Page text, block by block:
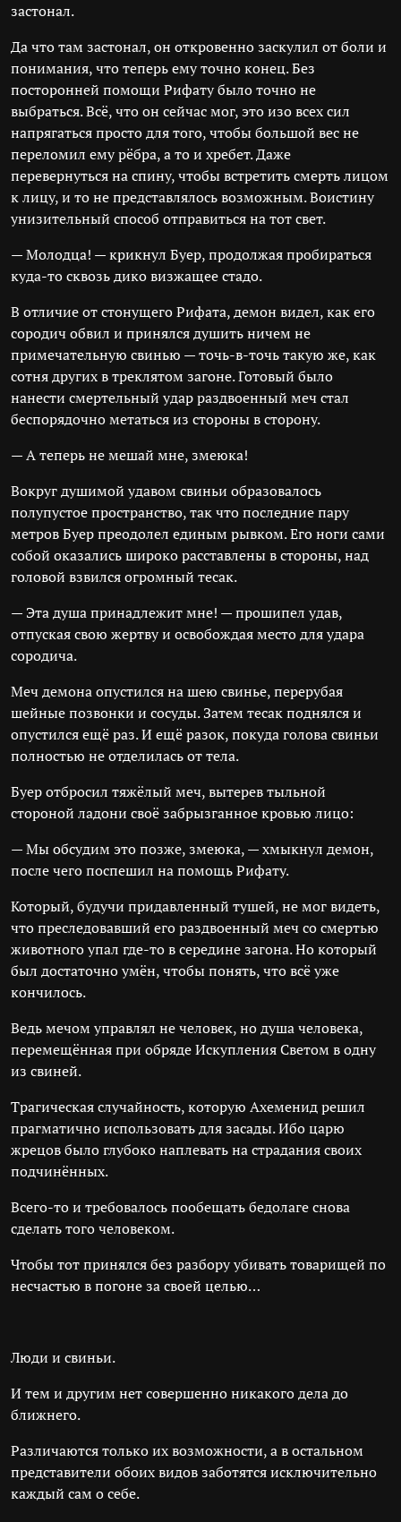
застонал.
Да что там застонал, он откровенно заскулил от боли и
понимания, что теперь ему точно конец. Без
посторонней помощи Рифату было точно не
выбраться. Всё, что он сейчас мог, это изо всех сил
напрягаться просто для того, чтобы большой вес не
переломил ему рёбра, а то и хребет. Даже
перевернуться на спину, чтобы встретить смерть лицом
к лицу, и то не представлялось возможным. Воистину
унизительный способ отправиться на тот свет.
— Молодца! — крикнул Буер, продолжая пробираться
куда-то сквозь дико визжащее стадо.
В отличие от стонущего Рифата, демон видел, как его
сородич обвил и принялся душить ничем не
примечательную свинью — точь-в-точь такую же, как
сотня других в треклятом загоне. Готовый было
нанести смертельный удар раздвоенный меч стал
беспорядочно метаться из стороны в сторону.
— А теперь не мешай мне, змеюка!
Вокруг душимой удавом свиньи образовалось
полупустое пространство, так что последние пару
метров Буер преодолел единым рывком. Его ноги сами
собой оказались широко расставлены в стороны, над
головой взвился огромный тесак.
— Эта душа принадлежит мне! — прошипел удав,
отпуская свою жертву и освобождая место для удара
сородича.
Меч демона опустился на шею свинье, перерубая
шейные позвонки и сосуды. Затем тесак поднялся и
опустился ещё раз. И ещё разок, покуда голова свиньи
полностью не отделилась от тела.
Буер отбросил тяжёлый меч, вытерев тыльной
стороной ладони своё забрызганное кровью лицо:
— Мы обсудим это позже, змеюка, — хмыкнул демон,
после чего поспешил на помощь Рифату.
Который, будучи придавленный тушей, не мог видеть,
что преследовавший его раздвоенный меч со смертью
животного упал где-то в середине загона. Но который
был достаточно умён, чтобы понять, что всё уже
кончилось.
Ведь мечом управлял не человек, но душа человека,
перемещённая при обряде Искупления Светом в одну
из свиней.
Трагическая случайность, которую Ахеменид решил
прагматично использовать для засады. Ибо царю
жрецов было глубоко наплевать на страдания своих
подчинённых.
Всего-то и требовалось пообещать бедолаге снова
сделать того человеком.
Чтобы тот принялся без разбору убивать товарищей по
несчастью в погоне за своей целью…
Люди и свиньи.
И тем и другим нет совершенно никакого дела до
ближнего.
Различаются только их возможности, а в остальном
представители обоих видов заботятся исключительно
каждый сам о себе.